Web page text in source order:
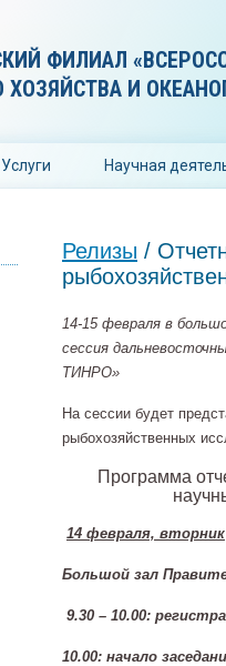
ФИЛИАЛ
ХОЗЯЙСТВА И
Услуги Научная
Релизы /
14-15 февраля в
сессия
ТИНРО»
На сессии будет
рыбохозяйственных
Программа
14 февраля, вторник
Большой зал
9.30 – 10.00:
10.00: начало